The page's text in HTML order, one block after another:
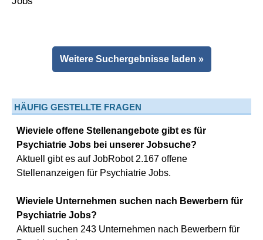
Weitere Suchergebnisse laden »
HÄUFIG GESTELLTE FRAGEN
Wieviele offene Stellenangebote gibt es für
Psychiatrie Jobs bei unserer Jobsuche?
Aktuell gibt es auf JobRobot 2.167 offene
Stellenanzeigen für Psychiatrie Jobs.
Wieviele Unternehmen suchen nach Bewerbern für
Psychiatrie Jobs?
Aktuell suchen 243 Unternehmen nach Bewerbern für